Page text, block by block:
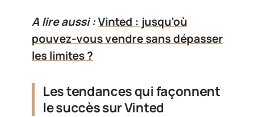
A lire aussi :Vinted : jusqu'où
pouvez-vous vendre sans dépasser
les limites ?
Les tendances qui façonnent
le succès sur Vinted